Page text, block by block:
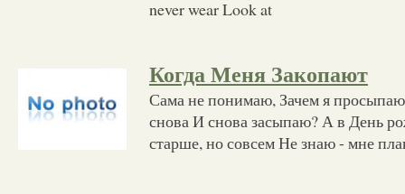
never wear Look at
Когда Меня Закопают
Сама не понимаю, Зачем я
снова И снова засыпаю? А в День
старше, но совсем Не знаю - мне